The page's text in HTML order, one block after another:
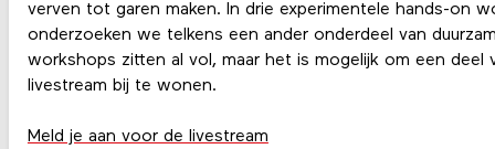
verven tot garen maken. In drie experimentele hands-on
onderzoeken we telkens een ander onderdeel van
workshops zitten al vol, maar het is mogelijk om een deel
livestream bij te wonen.
Meld je aan voor de livestream